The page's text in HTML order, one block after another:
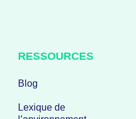
RESSOURCES
Blog
Lexique de